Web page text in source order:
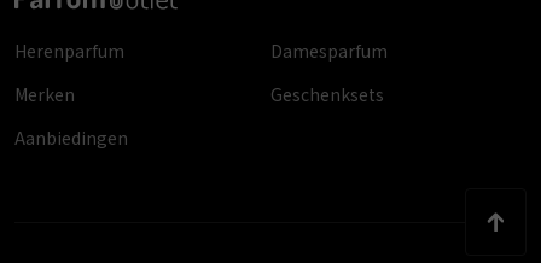
Herenparfum
Damesparfum
Merken
Geschenksets
Aanbiedingen